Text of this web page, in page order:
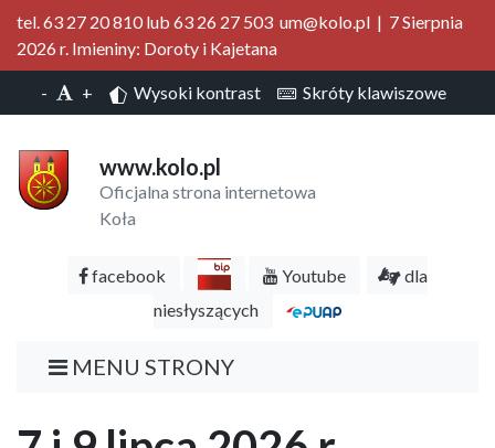
tel. 63 27 20 810 lub 63 26 27 503 um@kolo.pl | 7 Sierpnia
2026 r. Imieniny: Doroty i Kajetana
- + Wysoki kontrast Skróty klawiszowe
www.kolo.pl
Oficjalna strona internetowa
Koła
facebook Youtube
dla
niesłyszących
MENU STRONY